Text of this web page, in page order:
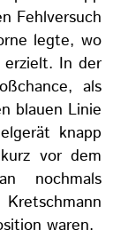
Fehlversuch
legte, wo
erzielt. In der
als
blauen Linie
knapp
vor dem
nochmals
waren.